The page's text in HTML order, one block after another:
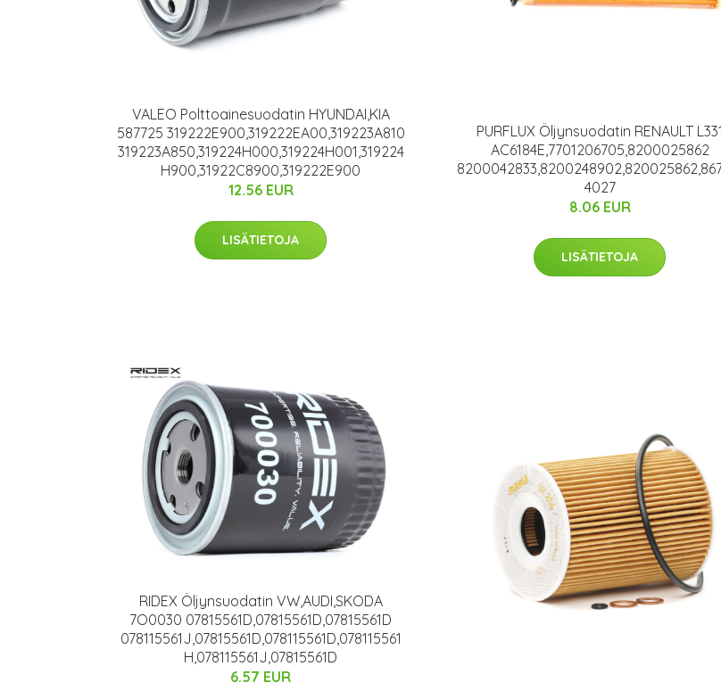
VALEO Polttoainesuodatin HYUNDAI,KIA
587725 319222E900,319222EA00,319223A810
319223A850,319224H000,319224H001,319224
H900,31922C8900,319222E900
12.56 EUR
LISÄTIETOJA
PURFLUX Öljynsuodatin RENAULT L331
AC6184E,7701206705,8200025862
4027
8.06 EUR
LISÄTIETOJA
RIDEX Öljynsuodatin VW,AUDI,SKODA
7O0030 07815561D,07815561D,07815561D
078115561J,07815561D,078115561D,078115561
H,078115561J,07815561D
6.57 EUR